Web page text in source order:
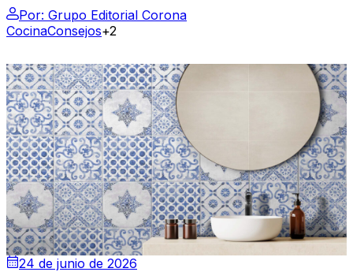
Por: Grupo Editorial Corona
CocinaConsejos+2
24 de junio de 2026